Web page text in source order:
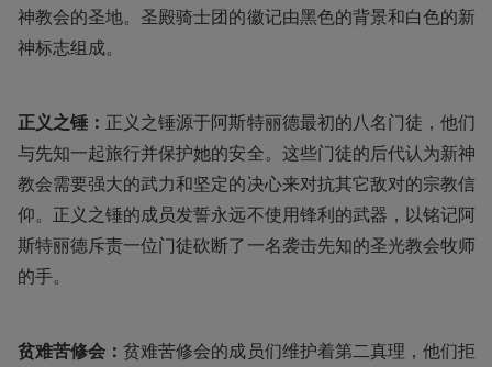
神教会的圣地。圣殿骑士团的徽记由黑色的背景和白色的新
神标志组成。
正义之锤： 正义之锤源于阿斯特丽德最初的八名门徒，他们
与先知一起旅行并保护她的安全。这些门徒的后代认为新神
教会需要强大的武力和坚定的决心来对抗其它敌对的宗教信
仰。正义之锤的成员发誓永远不使用锋利的武器，以铭记阿
斯特丽德斥责一位门徒砍断了一名袭击先知的圣光教会牧师
的手。
贫难苦修会： 贫难苦修会的成员们维护着第二真理，他们拒